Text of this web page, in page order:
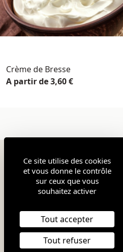
Crème de Bresse
A partir de 3,60 €
Mentions légales
Plan du site
FacebookInstagram
Ce site utilise des cookies
et vous donne le contrôle
sur ceux que vous
souhaitez activer
Tout accepter
Tout refuser